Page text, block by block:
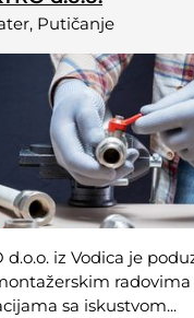
Putičanje
d.o.o. iz Vodica je
radovima
sa iskustvom...